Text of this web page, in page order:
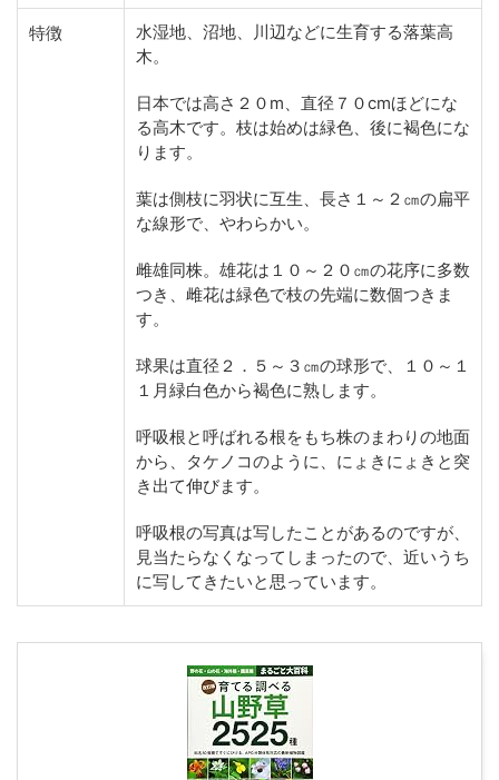
特徴
水湿地、沼地、川辺などに生育する落葉高
木。
日本では高さ２０m、直径７０cmほどにな
る高木です。枝は始めは緑色、後に褐色にな
ります。
葉は側枝に羽状に互生、長さ１～２㎝の扁平
な線形で、やわらかい。
雌雄同株。雄花は１０～２０㎝の花序に多数
つき、雌花は緑色で枝の先端に数個つきま
す。
球果は直径２．５～３㎝の球形で、１０～１
１月緑白色から褐色に熟します。
呼吸根と呼ばれる根をもち株のまわりの地面
から、タケノコのように、にょきにょきと突
き出て伸びます。
呼吸根の写真は写したことがあるのですが、
見当たらなくなってしまったので、近いうち
に写してきたいと思っています。